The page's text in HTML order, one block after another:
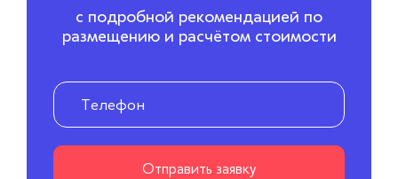
с подробной рекомендацией по
размещению и расчётом стоимости
Отправить заявку